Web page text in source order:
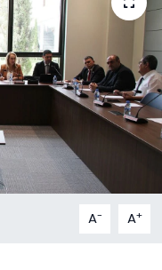
A- A+